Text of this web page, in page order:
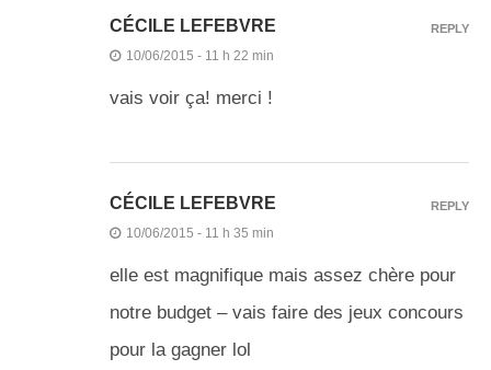
CÉCILE LEFEBVRE
10/06/2015 - 11 h 22 min
vais voir ça! merci !
REPLY
CÉCILE LEFEBVRE
10/06/2015 - 11 h 35 min
elle est magnifique mais assez chère pour
notre budget – vais faire des jeux concours
pour la gagner lol
REPLY